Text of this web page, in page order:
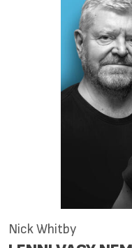
Nick Whitby